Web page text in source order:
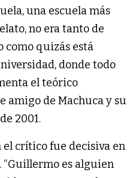
una escuela más
no era tanto de
como quizás está
donde todo
el teórico
amigo de Machuca y su
2001.
el crítico fue decisiva en
es alguien